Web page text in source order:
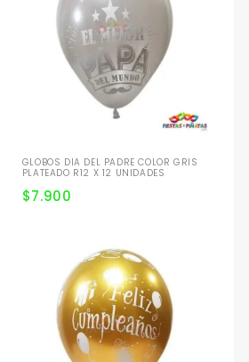
GLOBOS DIA DEL PADRE COLOR GRIS
PLATEADO R12 X 12 UNIDADES
$7.900